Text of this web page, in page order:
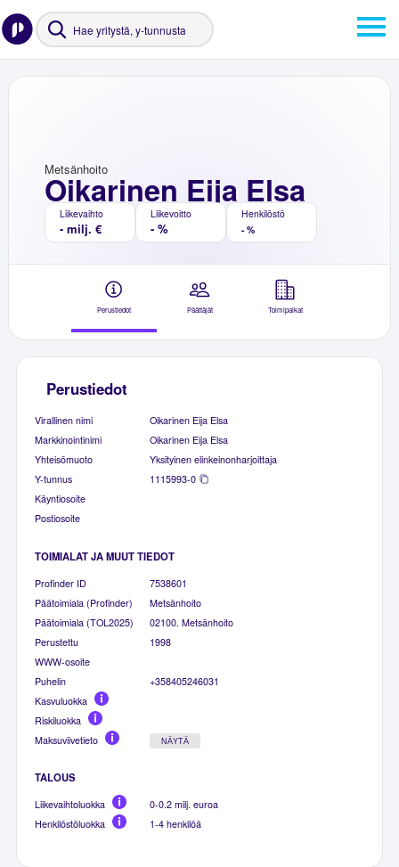
Oikarinen Eija Elsa
Metsänhoito
Liikevaihto
- milj. €
Liikevoitto
- %
Henkilöstö
- %
Perustiedot Päättäjät Toimipaikat
Perustiedot
Virallinen nimi
Oikarinen Eija Elsa
Markkinointinimi
Oikarinen Eija Elsa
Yhteisömuoto
Yksityinen elinkeinonharjoittaja
Y-tunnus
1115993-0
Käyntiosoite
Postiosoite
TOIMIALAT JA MUUT TIEDOT
Profinder ID
7538601
Päätoimiala (Profinder)
Metsänhoito
Päätoimiala (TOL2025)
02100. Metsänhoito
Perustettu
1998
WWW-osoite
Puhelin
+358405246031
Kasvuluokka
Riskiluokka
Maksuviivetieto
NÄYTÄ
TALOUS
Liikevaihtoluokka
0-0.2 milj. euroa
Henkilöstöluokka
1-4 henkilöä